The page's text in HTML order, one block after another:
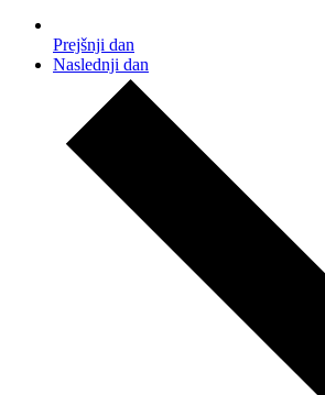
Prejšnji dan
Naslednji dan